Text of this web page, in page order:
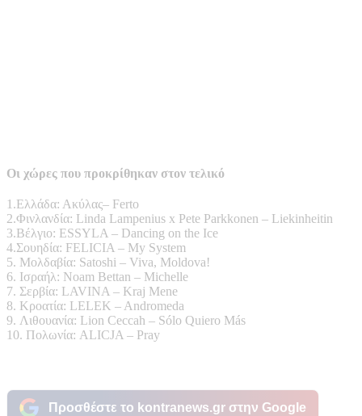
Οι χώρες που προκρίθηκαν στον τελικό
1.Ελλάδα: Ακύλας– Ferto
2.Φινλανδία: Linda Lampenius x Pete Parkkonen – Liekinheitin
3.Βέλγιο: ESSYLA – Dancing on the Ice
4.Σουηδία: FELICIA – My System
5. Μολδαβία: Satoshi – Viva, Moldova!
6. Ισραήλ: Noam Bettan – Michelle
7. Σερβία: LAVINA – Kraj Mene
8. Κροατία: LELEK – Andromeda
9. Λιθουανία: Lion Ceccah – Sólo Quiero Más
10. Πολωνία: ALICJA – Pray
Προσθέστε το kontranews.gr στην Google